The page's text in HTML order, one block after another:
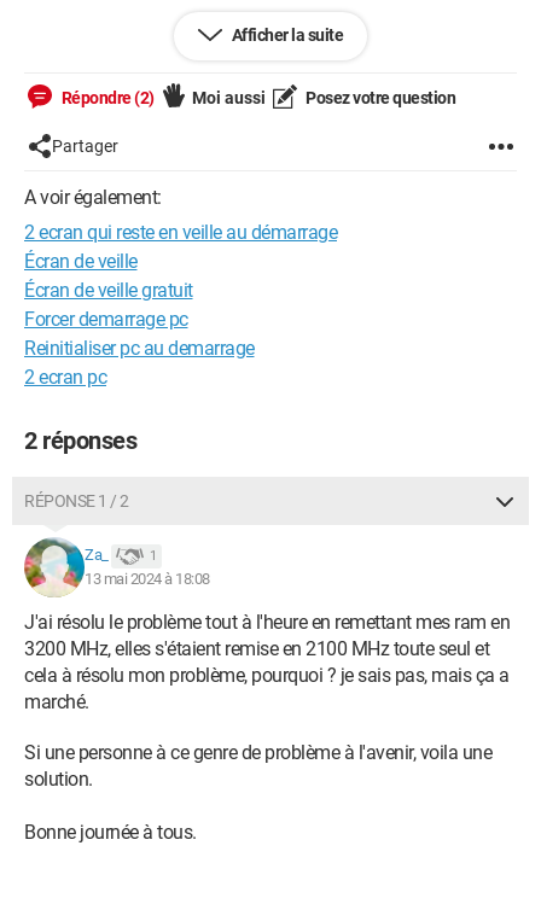
Bonne journée et merci Afficher la suite
Répondre (2) Moi aussi Posez votre question
Partager
A voir également:
2 ecran qui reste en veille au démarrage
Écran de veille
Écran de veille gratuit
Forcer demarrage pc
Reinitialiser pc au demarrage
2 ecran pc
2 réponses
RÉPONSE 1 / 2
Za_ 1
13 mai 2024 à 18:08
J'ai résolu le problème tout à l'heure en remettant mes ram en
3200 MHz, elles s'étaient remise en 2100 MHz toute seul et
cela à résolu mon problème, pourquoi ? je sais pas, mais ça a
marché.
Si une personne à ce genre de problème à l'avenir, voila une
solution.
Bonne journée à tous.